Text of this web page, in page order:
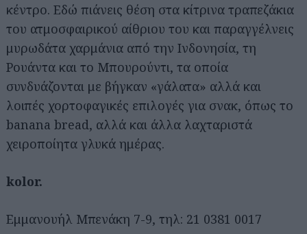
κέντρο. Εδώ πιάνεις θέση στα κίτρινα τραπεζάκια
του ατμοσφαιρικού αίθριου του και παραγγέλνεις
μυρωδάτα χαρμάνια από την Ινδονησία, τη
Ρουάντα και το Μπουρούντι, τα οποία
συνδυάζονται με βήγκαν «γάλατα» αλλά και
λοιπές χορτοφαγικές επιλογές για σνακ, όπως το
banana bread, αλλά και άλλα λαχταριστά
χειροποίητα γλυκά ημέρας.
kolor.
Εμμανουήλ Μπενάκη 7-9, τηλ: 21 0381 0017